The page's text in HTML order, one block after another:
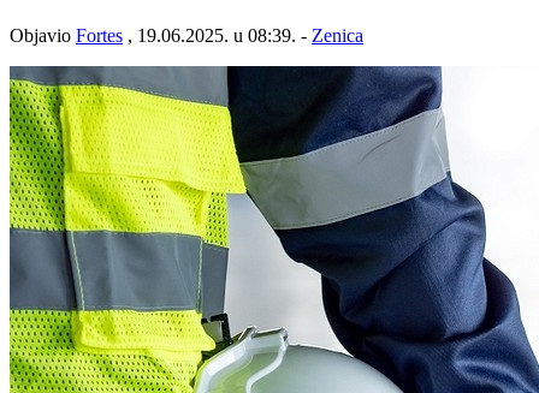
Objavio Fortes , 19.06.2025. u 08:39. - Zenica